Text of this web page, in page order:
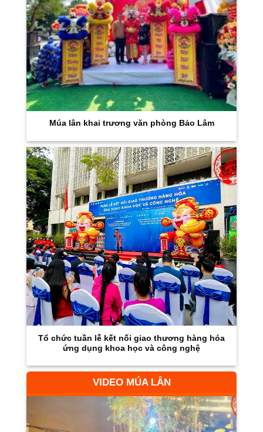
Múa lân khai trương văn phòng Bảo Lâm
Tổ chức tuần lễ kết nối giao thương hàng hóa
ứng dụng khoa học và công nghệ
VIDEO MÚA LÂN